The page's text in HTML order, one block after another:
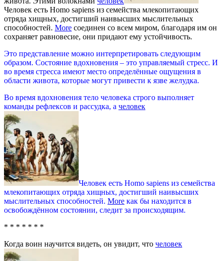
Человек есть Homo sapiens из семейства млекопитающих
отряда хищных, достигший наивысших мыслительных
способностей. More соединен со всем миром, благодаря им он
сохраняет равновесие, они придают ему устойчивость.
Это представление можно интерпретировать следующим
образом. Состояние вдохновения – это управляемый стресс. И
во время стресса имеют место определённые ощущения в
области живота, которые могут привести к язве желудка.
Во время вдохновения тело человека строго выполняет
команды рефлексов и рассудка, а человек
Человек есть Homo sapiens из семейства
млекопитающих отряда хищных, достигший наивысших
мыслительных способностей. More как бы находится в
освобождённом состоянии, следит за происходящим.
* * * * * * *
Когда воин научится видеть, он увидит, что человек